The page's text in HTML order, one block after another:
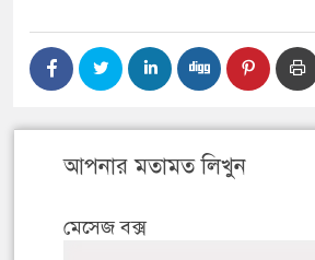
আপনার মতামত লিখুন
মেসেজ বক্স